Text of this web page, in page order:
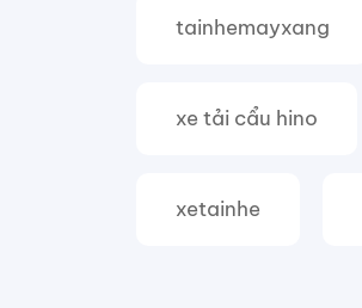
tainhemayxang
xe tải cẩu hino
xetainhe